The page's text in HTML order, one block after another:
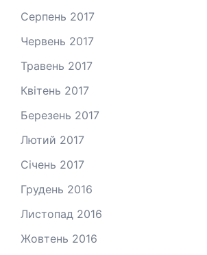
Серпень 2017
Червень 2017
Травень 2017
Квітень 2017
Березень 2017
Лютий 2017
Січень 2017
Грудень 2016
Листопад 2016
Жовтень 2016